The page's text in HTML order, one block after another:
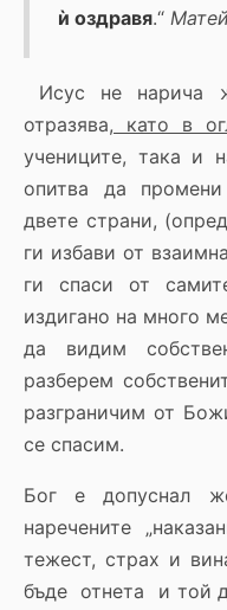
ѝ оздравя.“
Исус не нарича
отразява, като в
учениците, така и
опитва да
двете страни,
ги избави от
ги спаси от
издигано на много
да видим
разберем
разграничим от
се спасим.
Бог е допуснал
наречените
тежест, страх и
бъде отнета и той